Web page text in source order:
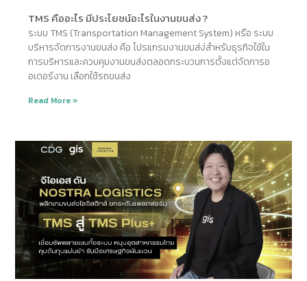
TMS คืออะไร มีประโยชน์อะไรในงานขนส่ง ?
ระบบ TMS (Transportation Management System) หรือ ระบบ
บริหารจัดการงานขนส่ง คือ โปรแกรมงานขนส่ง่สำหรับธุรกิจใช้ใน
การบริหารและควบคุมงานขนส่งตลอดกระบวนการตั้งแต่จัดการอ
อเดอร์งาน เลือกใช้รถขนส่ง
Read More »